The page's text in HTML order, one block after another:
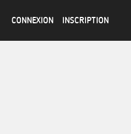
CONNEXION INSCRIPTION